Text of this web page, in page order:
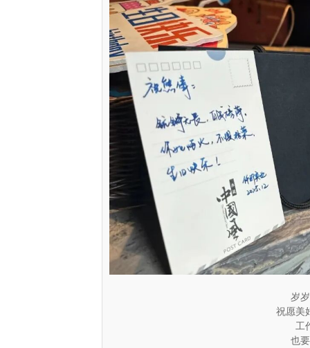
岁
祝愿美
工
也